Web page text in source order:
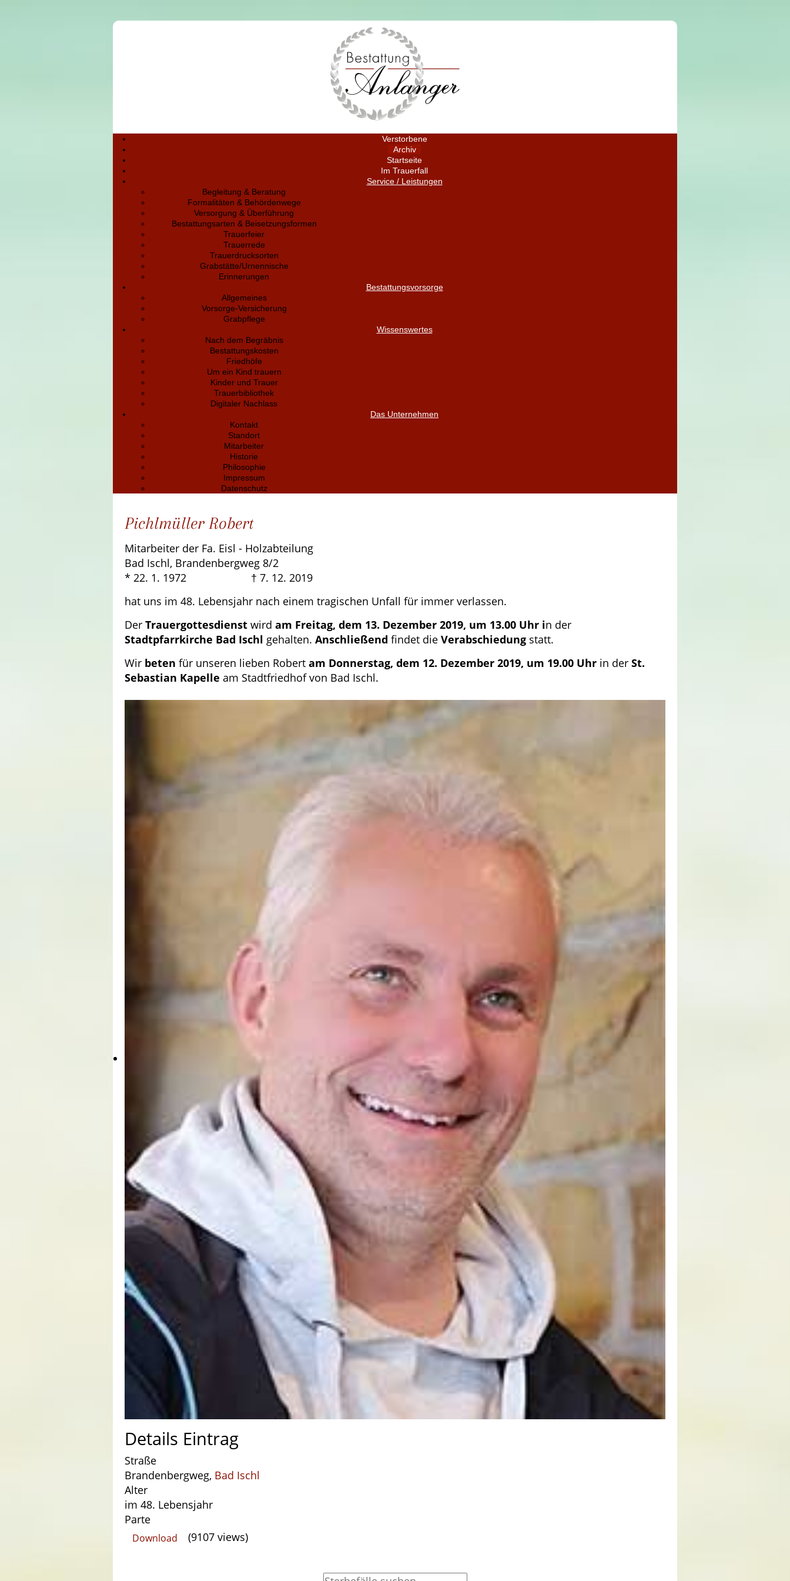
Verstorbene
Archiv
Startseite
Im Trauerfall
Service / Leistungen
Begleitung & Beratung
Formalitäten & Behördenwege
Versorgung & Überführung
Bestattungsarten & Beisetzungsformen
Trauerfeier
Trauerrede
Trauerdrucksorten
Grabstätte/Urnennische
Erinnerungen
Bestattungsvorsorge
Allgemeines
Vorsorge-Versicherung
Grabpflege
Wissenswertes
Nach dem Begräbnis
Bestattungskosten
Friedhöfe
Um ein Kind trauern
Kinder und Trauer
Trauerbibliothek
Digitaler Nachlass
Das Unternehmen
Kontakt
Standort
Mitarbeiter
Historie
Philosophie
Impressum
Datenschutz
Pichlmüller Robert
Mitarbeiter der Fa. Eisl - Holzabteilung
Bad Ischl, Brandenbergweg 8/2
* 22. 1. 1972 † 7. 12. 2019
hat uns im 48. Lebensjahr nach einem tragischen Unfall für immer verlassen.
Der Trauergottesdienst wird am Freitag, dem 13. Dezember 2019, um 13.00 Uhr in der
Stadtpfarrkirche Bad Ischl gehalten. Anschließend findet die Verabschiedung statt.
Wir beten für unseren lieben Robert am Donnerstag, dem 12. Dezember 2019, um 19.00 Uhr in der St.
Sebastian Kapelle am Stadtfriedhof von Bad Ischl.
Details Eintrag
Straße
Brandenbergweg, Bad Ischl
Alter
im 48. Lebensjahr
Parte
Download (9107 views)